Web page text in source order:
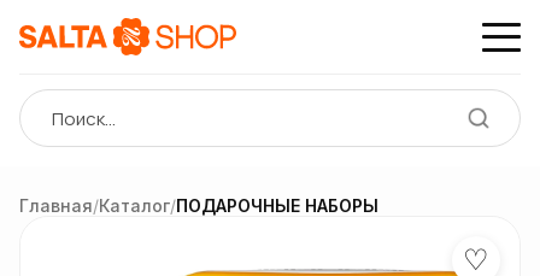
Главная/Каталог/ПОДАРОЧНЫЕ НАБОРЫ
♡